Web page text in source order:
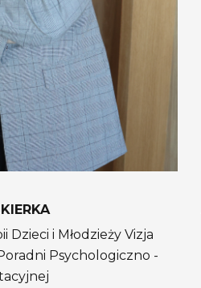
i Młodzieży Vizja
Psychologiczno -